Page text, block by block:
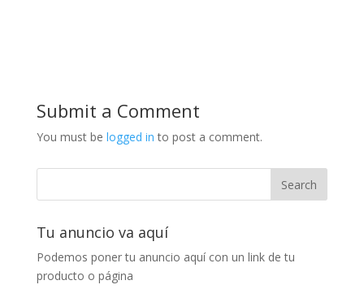
Submit a Comment
You must be logged in to post a comment.
Tu anuncio va aquí
Podemos poner tu anuncio aquí con un link de tu
producto o página